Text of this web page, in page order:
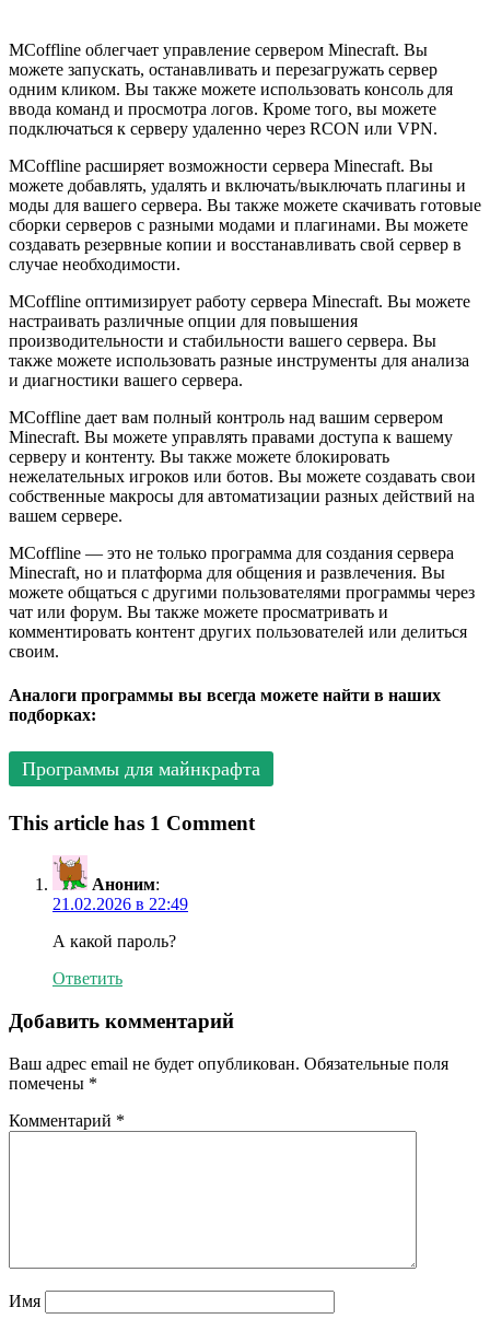
MCoffline облегчает управление сервером Minecraft. Вы
можете запускать, останавливать и перезагружать сервер
одним кликом. Вы также можете использовать консоль для
ввода команд и просмотра логов. Кроме того, вы можете
подключаться к серверу удаленно через RCON или VPN.
MCoffline расширяет возможности сервера Minecraft. Вы
можете добавлять, удалять и включать/выключать плагины и
моды для вашего сервера. Вы также можете скачивать готовые
сборки серверов с разными модами и плагинами. Вы можете
создавать резервные копии и восстанавливать свой сервер в
случае необходимости.
MCoffline оптимизирует работу сервера Minecraft. Вы можете
настраивать различные опции для повышения
производительности и стабильности вашего сервера. Вы
также можете использовать разные инструменты для анализа
и диагностики вашего сервера.
MCoffline дает вам полный контроль над вашим сервером
Minecraft. Вы можете управлять правами доступа к вашему
серверу и контенту. Вы также можете блокировать
нежелательных игроков или ботов. Вы можете создавать свои
собственные макросы для автоматизации разных действий на
вашем сервере.
MCoffline — это не только программа для создания сервера
Minecraft, но и платформа для общения и развлечения. Вы
можете общаться с другими пользователями программы через
чат или форум. Вы также можете просматривать и
комментировать контент других пользователей или делиться
своим.
Аналоги программы вы всегда можете найти в наших
подборках:
Программы для майнкрафта
This article has 1 Comment
Аноним:
21.02.2026 в 22:49
А какой пароль?
Ответить
Добавить комментарий
Ваш адрес email не будет опубликован. Обязательные поля
помечены *
Комментарий *
Имя